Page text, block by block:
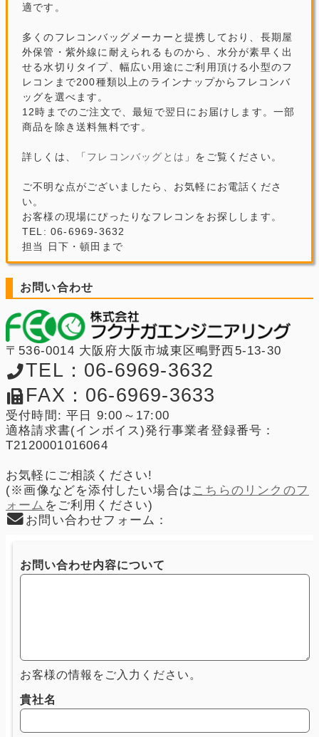
適です。
多くのフレコンバッグメーカーと提携しており、長期屋
外保管・紫外線に耐えられるものから、水分が素早く出
せる水切りタイプ、幅広い用途にご利用頂ける小型のフ
レコンまで200種類以上のラインナップからフレコンバ
ッグを選べます。
12時までのご注文で、最短で翌日にお届けします。一部
商品を除き送料無料です。
詳しくは、「 フレコンバッグとは 」をご覧ください。
ご不明な点がございましたら、お気軽にお電話くださ
い。
お客様の現場にぴったりなフレコンをお探しします。
TEL: 06-6969-3632
担当 日下・頓田まで
お問い合わせ
〒536-0014 大阪府大阪市城東区鴫野西5-13-30
TEL：06-6969-3632
FAX：06-6969-3633
受付時間: 平日 9:00～17:00
適格請求書(インボイス)発行事業者登録番号：
T2120001016064
お気軽にご相談ください!
(※画像などを添付したい場合は こちらのリンクのフ
ォーム をご利用ください)
お問い合わせフォーム：